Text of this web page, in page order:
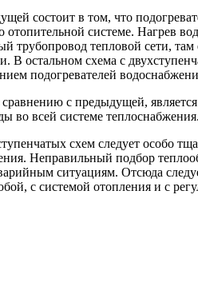
состоит в том, что
отопительной системе. Нагрев
трубопровод тепловой сети,
В остальном схема с
подогревателей
с предыдущей,
во всей системе теплоснабжения.
схем следует особо
Неправильный подбор
ситуациям. Отсюда
с системой отопления и с